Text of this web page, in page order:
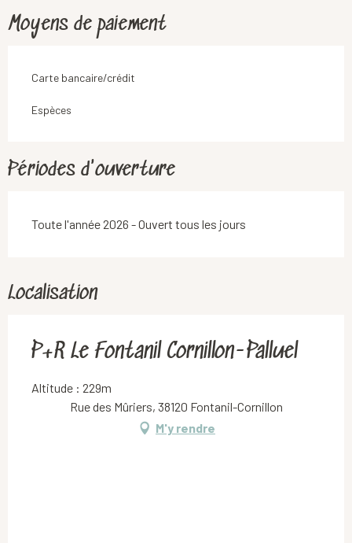
Moyens de paiement
Carte bancaire/crédit
Espèces
Périodes d'ouverture
Toute l'année 2026 - Ouvert tous les jours
Localisation
P+R Le Fontanil Cornillon-Palluel
Altitude : 229m
Rue des Mûriers, 38120 Fontanil-Cornillon
M'y rendre